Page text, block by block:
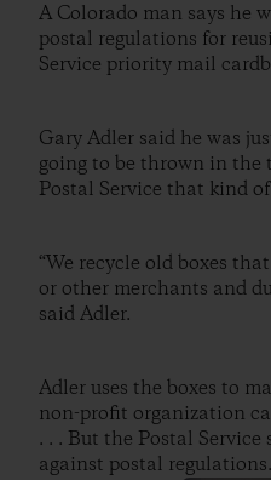
A Colorado man says he
postal regulations for
Service priority mail
Gary Adler said he was
going to be thrown in the
Postal Service that kind
“We recycle old boxes
or other merchants and
said Adler.
Adler uses the boxes to
non-profit organization
. . . But the Postal
against postal regulations.